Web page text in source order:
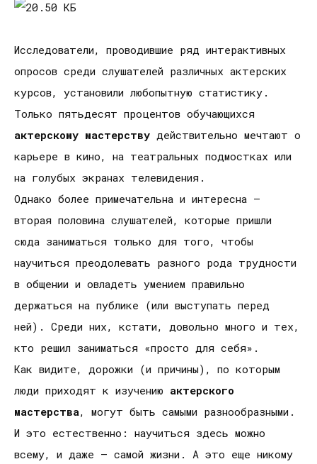
Исследователи, проводившие ряд интерактивных
опросов среди слушателей различных актерских
курсов, установили любопытную статистику.
Только пятьдесят процентов обучающихся
актерскому мастерству действительно мечтают о
карьере в кино, на театральных подмостках или
на голубых экранах телевидения.
Однако более примечательна и интересна –
вторая половина слушателей, которые пришли
сюда заниматься только для того, чтобы
научиться преодолевать разного рода трудности
в общении и овладеть умением правильно
держаться на публике (или выступать перед
ней). Среди них, кстати, довольно много и тех,
кто решил заниматься «просто для себя».
Как видите, дорожки (и причины), по которым
люди приходят к изучению актерского
мастерства, могут быть самыми разнообразными.
И это естественно: научиться здесь можно
всему, и даже – самой жизни. А это еще никому